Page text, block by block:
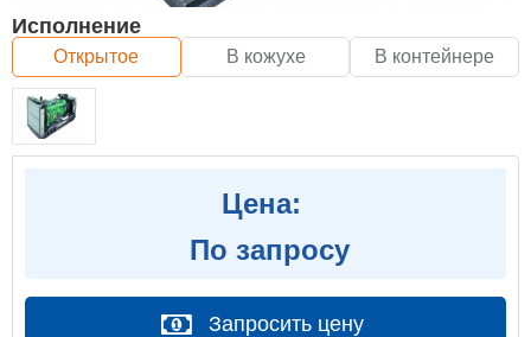
Исполнение
Открытое В кожухе В контейнере
Цена:
По запросу
Запросить цену